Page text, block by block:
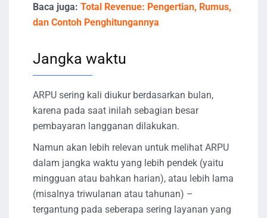
Baca juga: Total Revenue: Pengertian, Rumus,
dan Contoh Penghitungannya
Jangka waktu
ARPU sering kali diukur berdasarkan bulan,
karena pada saat inilah sebagian besar
pembayaran langganan dilakukan.
Namun akan lebih relevan untuk melihat ARPU
dalam jangka waktu yang lebih pendek (yaitu
mingguan atau bahkan harian), atau lebih lama
(misalnya triwulanan atau tahunan) –
tergantung pada seberapa sering layanan yang